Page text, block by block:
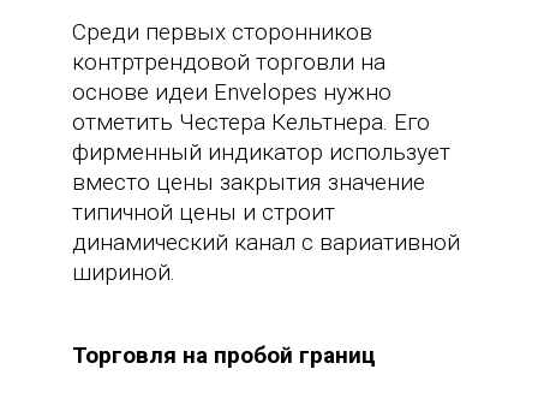
Среди первых сторонников
контртрендовой торговли на
основе идеи Envelopes нужно
отметить Честера Кельтнера. Его
фирменный индикатор использует
вместо цены закрытия значение
типичной цены и строит
динамический канал с вариативной
шириной.
Торговля на пробой границ